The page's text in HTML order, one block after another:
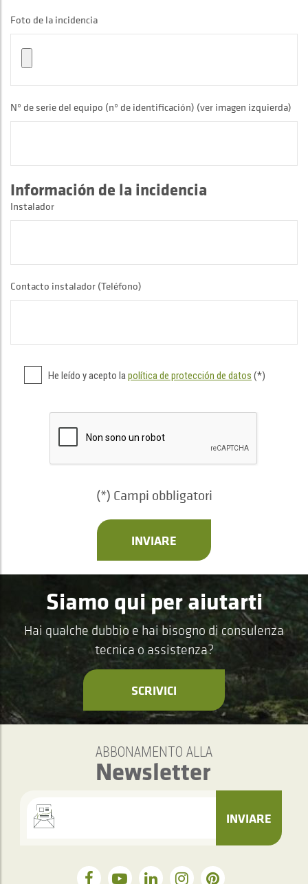
Foto de la incidencia
Nº de serie del equipo (nº de identificación) (ver imagen izquierda)
Información de la incidencia
Instalador
Contacto instalador (Teléfono)
He leído y acepto lapolítica de protección de datos (*)
(*) Campi obbligatori
INVIARE
Siamo qui per aiutarti
Hai qualche dubbio e hai bisogno di consulenza
tecnica o assistenza?
SCRIVICI
ABBONAMENTO ALLA
Newsletter
INVIARE